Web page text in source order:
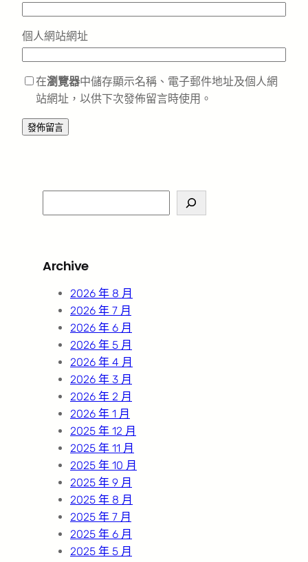
個人網站網址
在瀏覽器中儲存顯示名稱、電子郵件地址及個人網
站網址，以供下次發佈留言時使用。
e
c
Archive
2026 年 8 月
2026 年 7 月
2026 年 6 月
2026 年 5 月
2026 年 4 月
2026 年 3 月
2026 年 2 月
2026 年 1 月
2025 年 12 月
2025 年 11 月
2025 年 10 月
2025 年 9 月
2025 年 8 月
2025 年 7 月
2025 年 6 月
2025 年 5 月